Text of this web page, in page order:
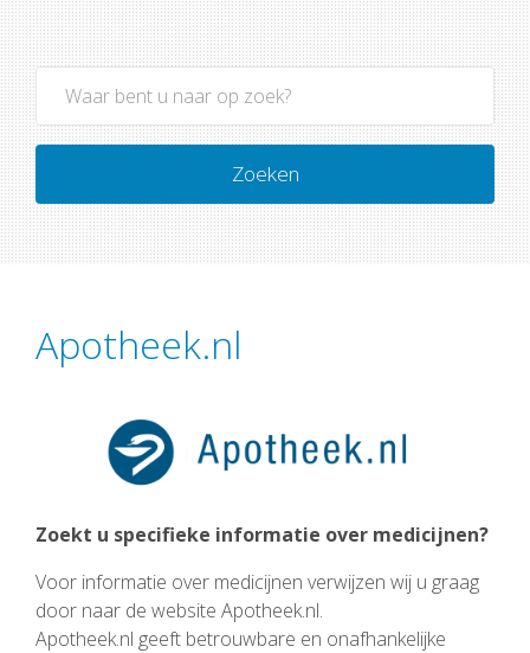
Zoeken
Apotheek.nl
Zoekt u specifieke informatie over medicijnen?
Voor informatie over medicijnen verwijzen wij u graag
door naar de website Apotheek.nl.
Apotheek.nl geeft betrouwbare en onafhankelijke